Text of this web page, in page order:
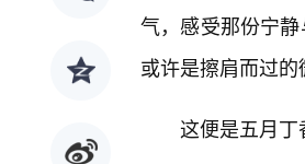
气，感受那份宁
或许是擦肩而过
这便是五月